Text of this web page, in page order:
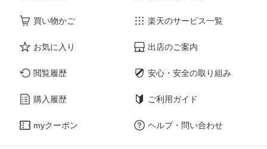
買い物かご
お気に入り
閲覧履歴
購入履歴
myクーポン
楽天のサービス一覧
出店のご案内
安心・安全の取り組み
ご利用ガイド
ヘルプ・問い合わせ